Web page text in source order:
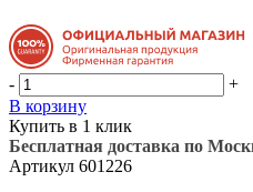
-
+
В корзину
Купить в 1 клик
Бесплатная доставка по
Артикул 601226